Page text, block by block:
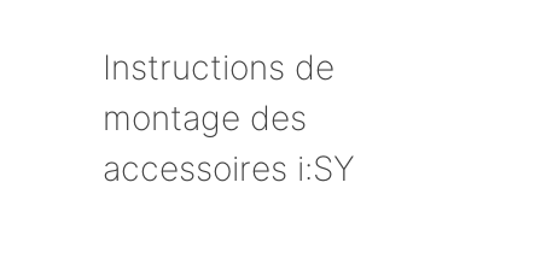
Instructions de
montage des
accessoires i:SY